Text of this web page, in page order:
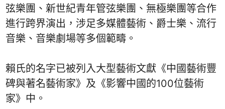
弦樂團、新世紀青年管弦樂團、無極樂團等合作
進行跨界演出，涉足多媒體藝術、爵士樂、流行
音樂、音樂劇場等多個範疇。
賴氏的名字已被列入大型藝術文獻《中國藝術豐
碑與著名藝術家》及《影響中國的100位藝術
家》中。